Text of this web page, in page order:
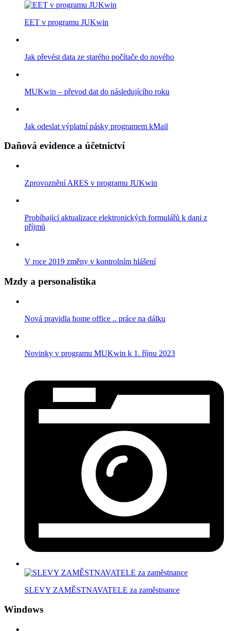
EET v programu JUKwin
Jak převést data ze starého počítače do nového
MUKwin – převod dat do následujícího roku
Jak odeslat výplatní pásky programem kMail
Daňová evidence a účetnictví
Zprovoznění ARES v programu JUKwin
Probíhající aktualizace elektronických formulářů k dani z
příjmů
V roce 2019 změny v kontrolním hlášení
Mzdy a personalistika
Nová pravidla home office .. práce na dálku
Novinky v programu MUKwin k 1. říjnu 2023
SLEVY ZAMĚSTNAVATELE za zaměstnance
Windows